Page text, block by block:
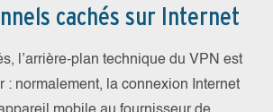
cachés sur Internet
l’arrière-plan technique du VPN est
: normalement, la connexion Internet